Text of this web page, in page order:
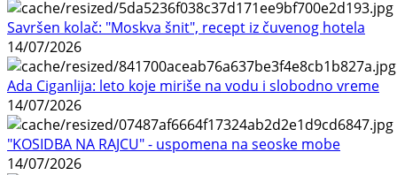
Savršen kolač: "Moskva šnit", recept iz čuvenog hotela
14/07/2026
Ada Ciganlija: leto koje miriše na vodu i slobodno vreme
14/07/2026
"KOSIDBA NA RAJCU" - uspomena na seoske mobe
14/07/2026